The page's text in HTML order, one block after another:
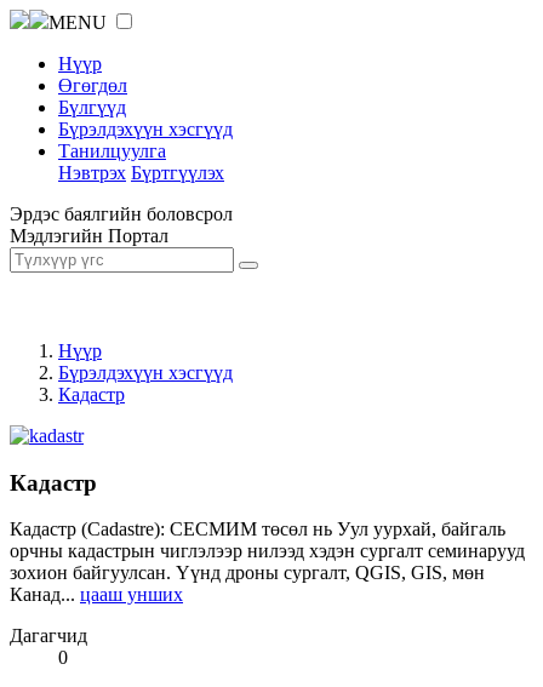
MENU
Нүүр
Өгөгдөл
Бүлгүүд
Бүрэлдэхүүн хэсгүүд
Танилцуулга
Нэвтрэх Бүртгүүлэх
Эрдэс баялгийн боловсрол
Мэдлэгийн Портал
Нүүр
Бүрэлдэхүүн хэсгүүд
Кадастр
Кадастр
Кадастр (Cadastre): СЕСМИМ төсөл нь Уул уурхай, байгаль
орчны кадастрын чиглэлээр нилээд хэдэн сургалт семинарууд
зохион байгуулсан. Үүнд дроны сургалт, QGIS, GIS, мөн
Канад... цааш унших
Дагагчид
0